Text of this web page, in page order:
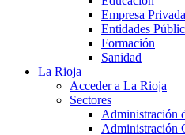
Empresa Privada
Entidades
Formación
Sanidad
La Rioja
Acceder a La Rioja
Sectores
Administración
Administración